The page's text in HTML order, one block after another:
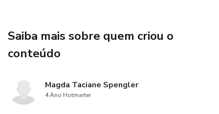
Saiba mais sobre quem criou o
conteúdo
Magda Taciane Spengler
4 Ano Hotmarter